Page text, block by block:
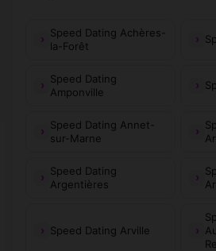
Speed Dating Achères-
la-Forêt
Speed Dating
Amponville
Speed Dating Annet-
sur-Marne
Speed Dating
Argentières
Speed Dating Arville